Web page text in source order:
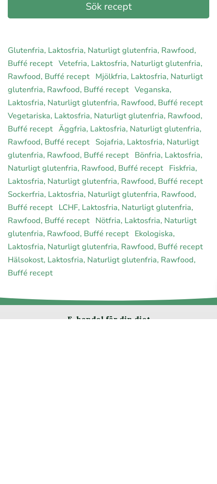
Glutenfria, Laktosfria, Naturligt glutenfria, Rawfood,
Buffé recept Vetefria, Laktosfria, Naturligt glutenfria,
Rawfood, Buffé recept Mjölkfria, Laktosfria, Naturligt
glutenfria, Rawfood, Buffé recept Veganska,
Laktosfria, Naturligt glutenfria, Rawfood, Buffé recept
Vegetariska, Laktosfria, Naturligt glutenfria, Rawfood,
Buffé recept Äggfria, Laktosfria, Naturligt glutenfria,
Rawfood, Buffé recept Sojafria, Laktosfria, Naturligt
glutenfria, Rawfood, Buffé recept Bönfria, Laktosfria,
Naturligt glutenfria, Rawfood, Buffé recept Fiskfria,
Laktosfria, Naturligt glutenfria, Rawfood, Buffé recept
Sockerfria, Laktosfria, Naturligt glutenfria, Rawfood,
Buffé recept LCHF, Laktosfria, Naturligt glutenfria,
Rawfood, Buffé recept Nötfria, Laktosfria, Naturligt
glutenfria, Rawfood, Buffé recept Ekologiska,
Laktosfria, Naturligt glutenfria, Rawfood, Buffé recept
Hälsokost, Laktosfria, Naturligt glutenfria, Rawfood,
Buffé recept
E-handel för din diet